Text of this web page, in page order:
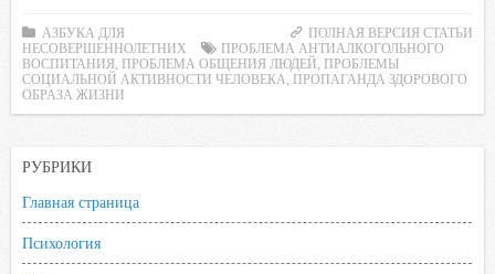
c
e
b
o
k
t
t
e
t
s
A
l
.
R
o
k
l
i
ПОЛНАЯ ВЕРСИЯ СТАТЬИ
АЗБУКА ДЛЯ
НЕСОВЕРШЕННОЛЕТНИХ
ПРОБЛЕМА АНТИАЛКОГОЛЬНОГО
ВОСПИТАНИЯ
ПРОБЛЕМА ОБЩЕНИЯ ЛЮДЕЙ
ПРОБЛЕМЫ
СОЦИАЛЬНОЙ АКТИВНОСТИ ЧЕЛОВЕКА
ПРОПАГАНДА ЗДОРОВОГО
ОБРАЗА ЖИЗНИ
РУБРИКИ
Главная страница
Психология